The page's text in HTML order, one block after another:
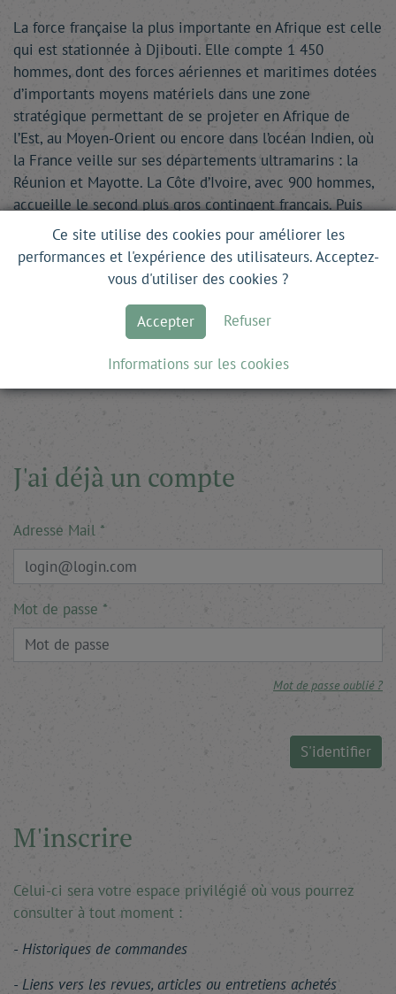
La force française la plus importante en Afrique est celle
qui est stationnée à Djibouti. Elle compte 1 450
hommes, dont des forces aériennes et maritimes dotées
d’importants moyens matériels dans une zone
stratégique permettant de se projeter en Afrique de
l’Est, au Moyen-Orient ou encore dans l’océan Indien, où
la France veille sur ses départements ultramarins : la
Réunion et Mayotte. La Côte d’Ivoire, avec 900 hommes,
accueille le second plus gros contingent français. Puis
vient le Gabon avec 350 soldats, suivi du Sénégal et de
la Centrafrique avec 350 chacun. L’opération Barkhane,
forte de 4 000 hommes, est, quant à elle, déployée dans
Ce site est en accès libre. Pour lire la suite, il
vous suffit de vous inscrire.
J'ai déjà un compte
Adresse Mail
Mot de passe
Mot de passe oublié ?
S'identifier
M'inscrire
Celui-ci sera votre espace privilégié où vous pourrez
consulter à tout moment :
Historiques de commandes
Liens vers les revues, articles ou entretiens achetés
Ce site utilise des cookies pour améliorer les
performances et l'expérience des utilisateurs. Acceptez-
vous d'utiliser des cookies ?
Accepter Refuser
Informations sur les cookies